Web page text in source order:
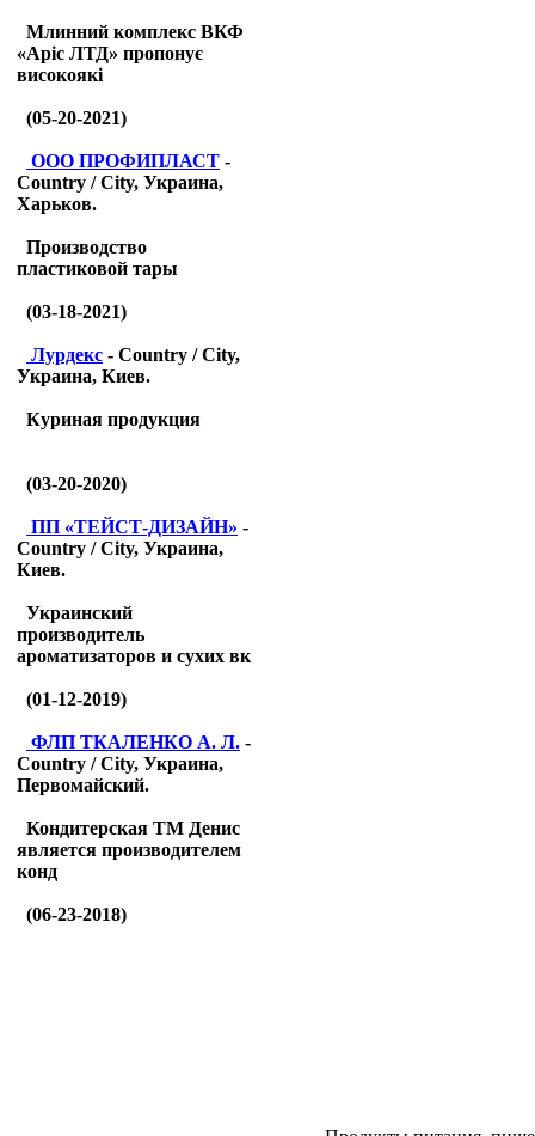
Млинний комплекс ВКФ
«Аріс ЛТД» пропонує
високоякі
(05-20-2021)
ООО ПРОФИПЛАСТ -
Country / City, Украина,
Харьков.
Производство
пластиковой тары
(03-18-2021)
Лурдекс - Country / City,
Украина, Киев.
Куриная продукция
(03-20-2020)
ПП «ТЕЙСТ-ДИЗАЙН» -
Country / City, Украина,
Киев.
Украинский
производитель
ароматизаторов и сухих вк
(01-12-2019)
ФЛП ТКАЛЕНКО А. Л. -
Country / City, Украина,
Первомайский.
Кондитерская ТМ Денис
является производителем
конд
(06-23-2018)